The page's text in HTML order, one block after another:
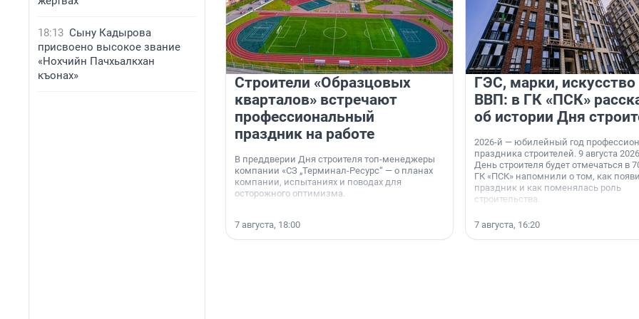
18:13 Сыну Кадырова
присвоено высокое звание
«Нохчийн Пачхьалкхан
къонах»
Строители «Образцовых
кварталов» встречают
профессиональный
праздник на работе
В преддверии Дня строителя топ-менеджеры
компании «СЗ „Терминал-Ресурс“ — о планах
компании, испытаниях и поводах для
осторожного оптимизма.
7 августа, 18:00
ГЭС, марки, искусство
ВВП: в ГК «ПСК»
об истории Дня
2026-й — юбилейный год
праздника строителей. 9 августа
День строителя будет отмечаться в
ГК «ПСК» напомнили о том, как
праздник и как поменялась роль
строительства.
7 августа, 16:20